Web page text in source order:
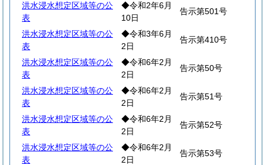
洪水浸水想定区域等の公
表
◆令和2年6月
10日
告示第501号
洪水浸水想定区域等の公
表
◆令和3年6月
2日
告示第410号
洪水浸水想定区域等の公
表
◆令和6年2月
2日
告示第50号
洪水浸水想定区域等の公
表
◆令和6年2月
2日
告示第51号
洪水浸水想定区域等の公
表
◆令和6年2月
2日
告示第52号
洪水浸水想定区域等の公
表
◆令和6年2月
2日
告示第53号